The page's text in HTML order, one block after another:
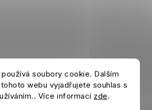
soubory cookie. Dalším
webu vyjadřujete souhlas s
Více informací zde.